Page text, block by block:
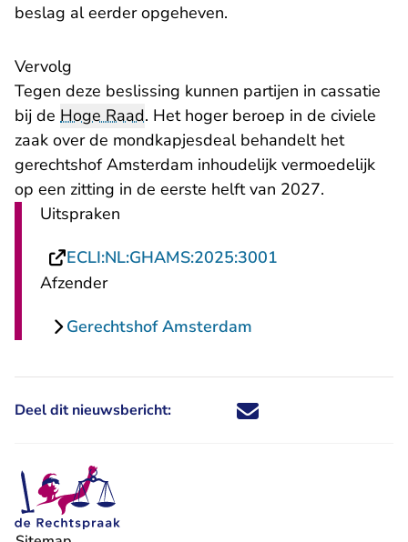
beslag al eerder opgeheven.
Vervolg
Tegen deze beslissing kunnen partijen in cassatie
bij de Hoge Raad. Het hoger beroep in de civiele
zaak over de mondkapjesdeal behandelt het
gerechtshof Amsterdam inhoudelijk vermoedelijk
op een zitting in de eerste helft van 2027.
Uitspraken
ECLI:NL:GHAMS:2025:3001
Afzender
Gerechtshof Amsterdam
Deel dit nieuwsbericht: Deel dit nieuwsbericht via X -
Deel dit nieuwsbericht via
Deel dit nieuwsbericht
Deel dit